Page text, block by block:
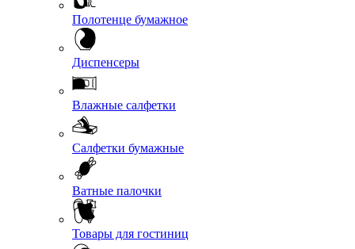
Полотенце бумажное
Диспенсеры
Влажные салфетки
Салфетки бумажные
Ватные палочки
Товары для гостиниц